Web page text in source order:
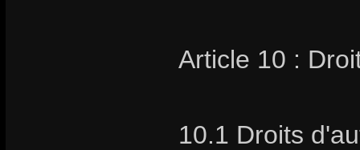
Article 10 :
10.1 Droits